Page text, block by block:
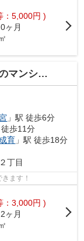
：5,000円 )
0ヶ月
ンション
」駅 徒歩6分
徒歩11分
育 」駅 徒歩18分
２丁目
ます！
：3,000円 )
2ヶ月